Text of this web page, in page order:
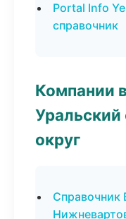
Portal Info
справочник
Компании
округ
Справочник